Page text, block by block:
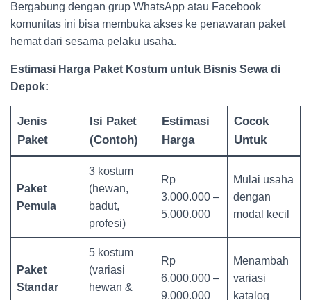
Bergabung dengan grup WhatsApp atau Facebook
komunitas ini bisa membuka akses ke penawaran paket
hemat dari sesama pelaku usaha.
Estimasi Harga Paket Kostum untuk Bisnis Sewa di
Depok:
Jenis
Paket
Isi Paket
(Contoh)
Estimasi
Harga
Cocok
Untuk
Paket
Pemula
3 kostum
(hewan,
badut,
profesi)
Rp
3.000.000 –
5.000.000
Mulai usaha
dengan
modal kecil
Paket
Standar
5 kostum
(variasi
hewan &
Rp
6.000.000 –
9.000.000
Menambah
variasi
katalog